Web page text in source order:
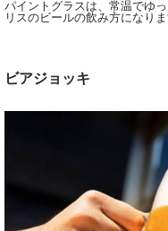
パイントグラスは、常温でゆ
リスのビールの飲み方になりま
ビアジョッキ